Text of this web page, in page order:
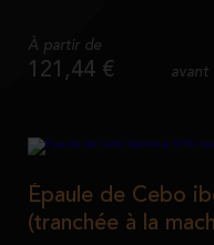
À partir de
121,44 € avant
Épaule de Cebo
(tranchée à la